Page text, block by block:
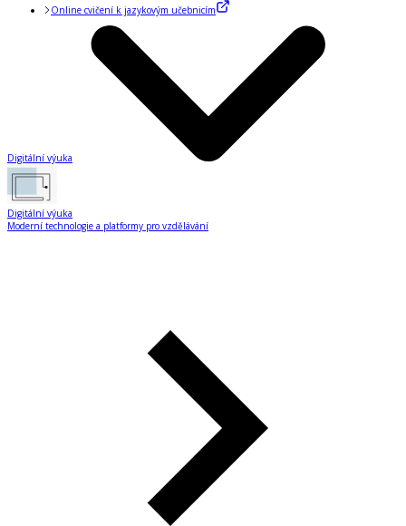
Online cvičení k jazykovým učebnicím
Digitální výuka
Digitální výuka
Moderní technologie a platformy pro vzdělávání